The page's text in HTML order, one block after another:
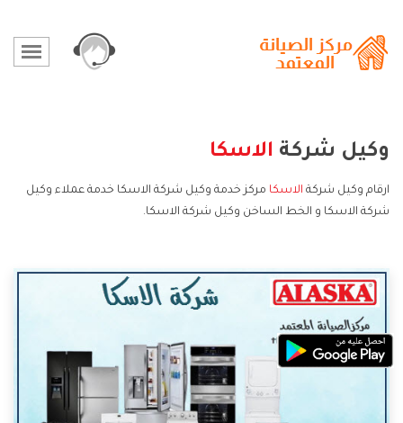
وكيل شركة الاسكا
ارقام وكيل شركة الاسكا مركز خدمة وكيل شركة الاسكا خدمة عملاء وكيل
شركة الاسكا و الخط الساخن وكيل شركة الاسكا.